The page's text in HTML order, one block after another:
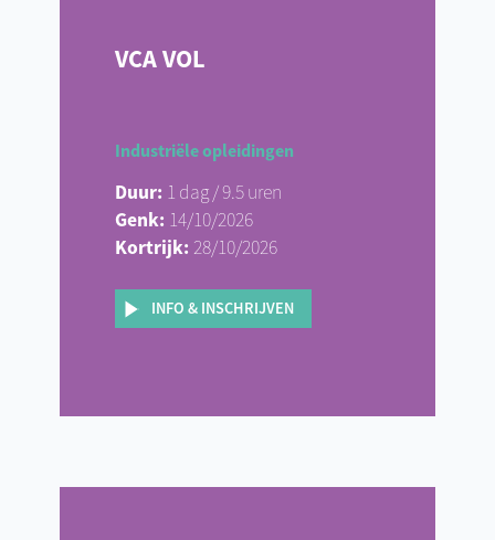
VCA VOL
Industriële opleidingen
Duur: 1 dag / 9.5 uren
Genk: 14/10/2026
Kortrijk: 28/10/2026
INFO & INSCHRIJVEN